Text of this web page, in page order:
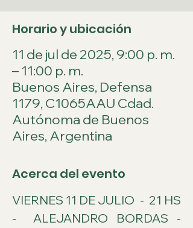
Horario y ubicación
11 de jul de 2025, 9:00 p. m.
– 11:00 p. m.
Buenos Aires, Defensa
1179, C1065AAU Cdad.
Autónoma de Buenos
Aires, Argentina
Acerca del evento
VIERNES 11 DE JULIO  -  21 HS
-  ALEJANDRO BORDAS -